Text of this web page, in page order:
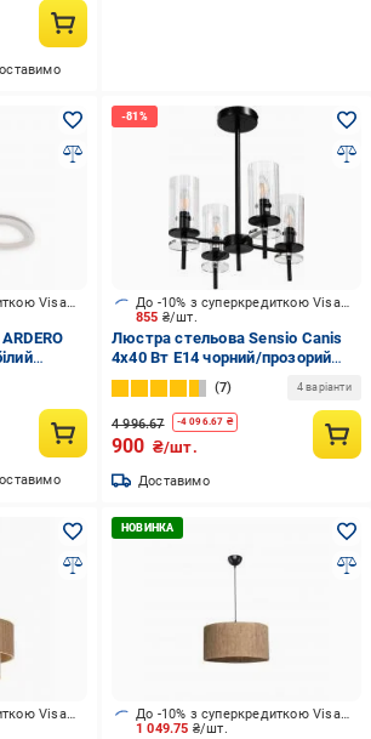
До -10% з суперкредиткою Visa Вигода
SOFI
855 ₴/шт.
До -10% з суперкредиткою Visa Вигода
Люстра стельова Sensio Canis
4x40 Вт E14 чорний/прозорий
ALG-74590/4
7 4 варіанти
4 996.67 -4 096.67 ₴
900 ₴/шт.
Доставимо
До -10% з суперкредиткою Visa Вигода
1 049.75 ₴/шт.
До -10% з суперкредиткою Visa Вигода